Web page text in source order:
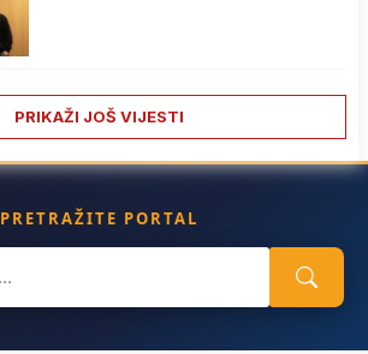
PRIKAŽI JOŠ VIJESTI
PRETRAŽITE PORTAL